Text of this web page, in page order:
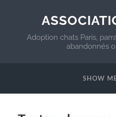
Adoption chats Paris,
abandonnés
SHOW